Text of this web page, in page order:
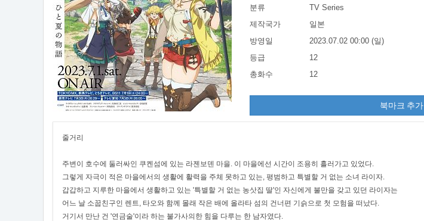
분류
TV Series
제작국가
일본
방영일
2023.07.02 00:00 (일)
등급
12
총화수
12
북마크 추가
줄거리
주변이 호수에 둘러싸인 쿠켄섬에 있는 라젠보덴 마을. 이 마을에선 시간이 조용히 흘러가고 있었다.
그렇게 자극이 적은 마을에서의 생활에 활력을 주체 못하고 있는, 평범하고 특별할 거 없는 소녀 라이자.
갑갑하고 지루한 마을에서 생활하고 있는 '특별할 거 없는 농삿집 딸'인 자신에게 불만을 갖고 있던 라이자는
어느 날 소꿉친구인 렌트, 타오와 함께 몰래 작은 배에 올라타 섬의 건너편 기슭으로 첫 모험을 떠났다.
거기서 만난 건 '연금술'이라 하는 불가사의한 힘을 다루는 한 남자였다.